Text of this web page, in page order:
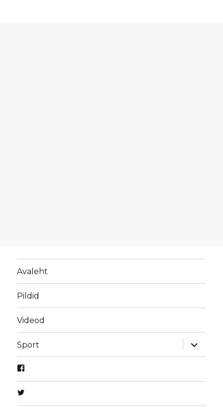
Avaleht
Pildid
Videod
Sport
laienda